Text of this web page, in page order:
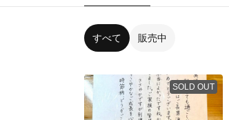
すべて 販売中
SOLD OUT